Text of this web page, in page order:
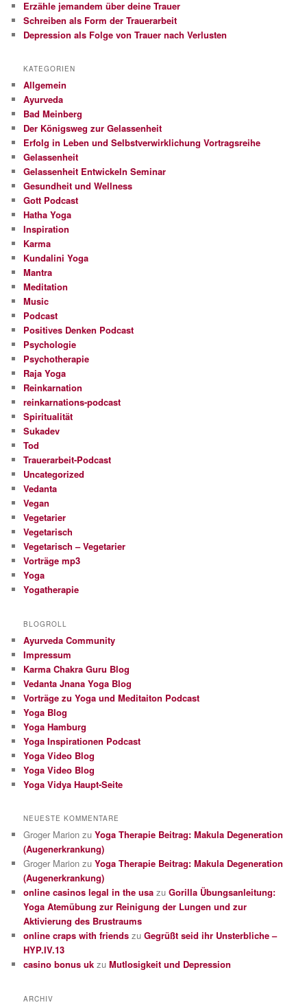
Erzähle jemandem über deine Trauer
Schreiben als Form der Trauerarbeit
Depression als Folge von Trauer nach Verlusten
KATEGORIEN
Allgemein
Ayurveda
Bad Meinberg
Der Königsweg zur Gelassenheit
Erfolg in Leben und Selbstverwirklichung Vortragsreihe
Gelassenheit
Gelassenheit Entwickeln Seminar
Gesundheit und Wellness
Gott Podcast
Hatha Yoga
Inspiration
Karma
Kundalini Yoga
Mantra
Meditation
Music
Podcast
Positives Denken Podcast
Psychologie
Psychotherapie
Raja Yoga
Reinkarnation
reinkarnations-podcast
Spiritualität
Sukadev
Tod
Trauerarbeit-Podcast
Uncategorized
Vedanta
Vegan
Vegetarier
Vegetarisch
Vegetarisch – Vegetarier
Vorträge mp3
Yoga
Yogatherapie
BLOGROLL
Ayurveda Community
Impressum
Karma Chakra Guru Blog
Vedanta Jnana Yoga Blog
Vorträge zu Yoga und Meditaiton Podcast
Yoga Blog
Yoga Hamburg
Yoga Inspirationen Podcast
Yoga Video Blog
Yoga Video Blog
Yoga Vidya Haupt-Seite
NEUESTE KOMMENTARE
Groger Marion zuYoga Therapie Beitrag: Makula Degeneration
(Augenerkrankung)
Groger Marion zuYoga Therapie Beitrag: Makula Degeneration
(Augenerkrankung)
online casinos legal in the usa zuGorilla Übungsanleitung:
Yoga Atemübung zur Reinigung der Lungen und zur
Aktivierung des Brustraums
online craps with friends zuGegrüßt seid ihr Unsterbliche –
HYP.IV.13
casino bonus uk zuMutlosigkeit und Depression
ARCHIV